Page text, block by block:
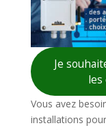
Je
les
Vous avez
installations